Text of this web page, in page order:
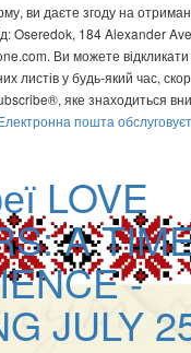
ви даєте згоду на
Oseredok, 184 Alexander
Ви можете
листів у будь-який час,
яке знаходиться
пошта
LOVE
A
-
JULY